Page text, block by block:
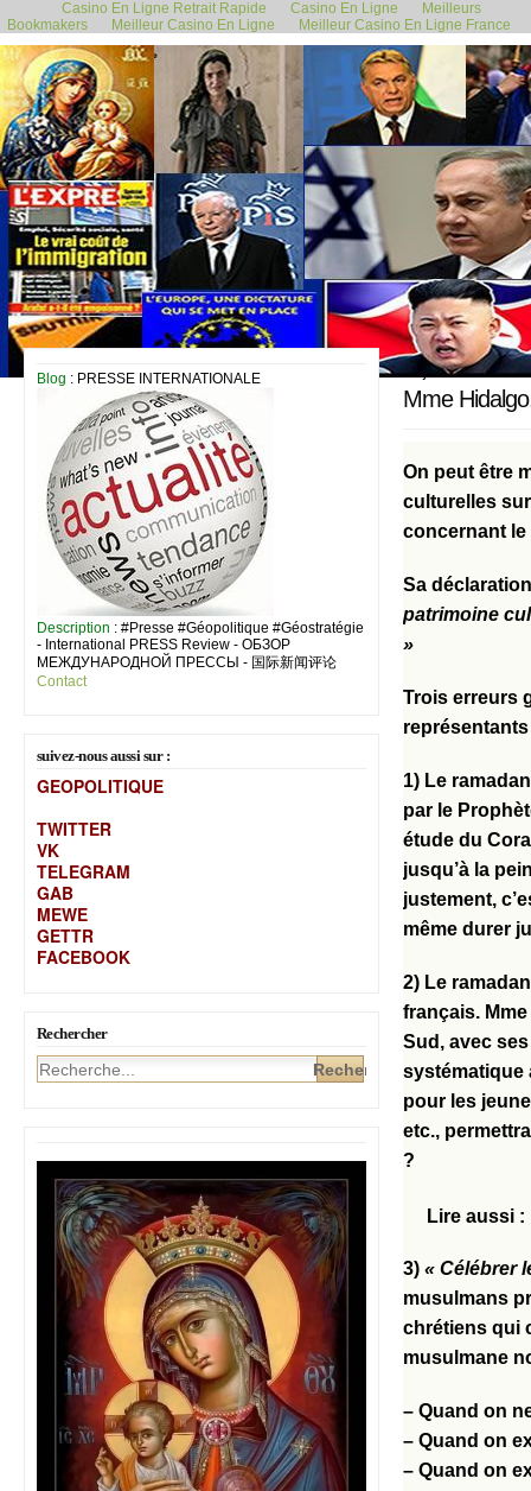
Casino En Ligne Retrait Rapide Casino En Ligne
Meilleurs
Bookmakers
Meilleur Casino En Ligne Meilleur Casino En Ligne France
Blog : PRESSE INTERNATIONALE
Description : #Presse #Géopolitique #Géostratégie
- International PRESS Review - ОБЗОР
МЕЖДУНАРОДНОЙ ПРЕССЫ - 国际新闻评论
Contact
suivez-nous aussi sur :
GEOPOLITIQUE
TWITTER
VK
TELEGRAM
GAB
MEWE
GETTR
FACEBOOK
Rechercher
17 juillet 2015
Mme
On peut être
culturelles
concernant le
Sa
patrimoine
»
Trois erreurs
1) Le
par le
étude du
jusqu’à la
justement,
même durer
2) Le
français.
Sud, avec
systématique
pour les
etc.,
?
Lire aussi :
3) « Célébrer
musulmans
chrétiens qui
musulmane
– Quand on
– Quand on
– Quand on